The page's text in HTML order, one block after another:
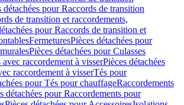
détachées pour Raccords de transition
de transition et raccordements,
pour Raccords de transition et
FermeturesPièces détachées pour
Pièces détachées pour Culasses
raccordement à visserPièces détachées
raccordement à visserTés pour
pour Tés pour chauffageRaccordements
détachées pour Raccordements pour